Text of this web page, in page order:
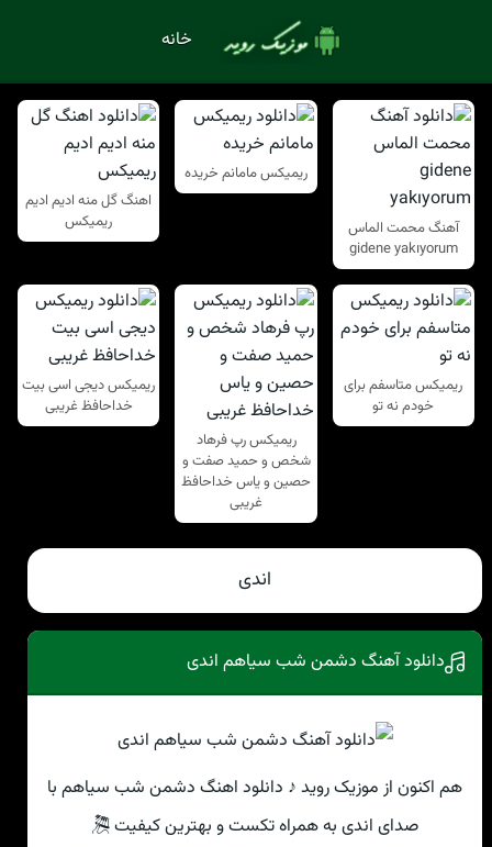
خانه
آهنگ محمت الماس
gidene yakıyorum
ریمیکس مامانم خریده
اهنگ گل منه ادیم ادیم
ریمیکس
ریمیکس متاسفم برای
خودم نه تو
ریمیکس رپ فرهاد
شخص و حمید صفت و
حصین و یاس خداحافظ
غریبی
ریمیکس دیجی اسی بیت
خداحافظ غریبی
اندی
دانلود آهنگ دشمن شب سیاهم اندی
هم اکنون از موزیک روید ♪ دانلود اهنگ دشمن شب سیاهم با
صدای اندی به همراه تکست و بهترین کیفیت 🎘